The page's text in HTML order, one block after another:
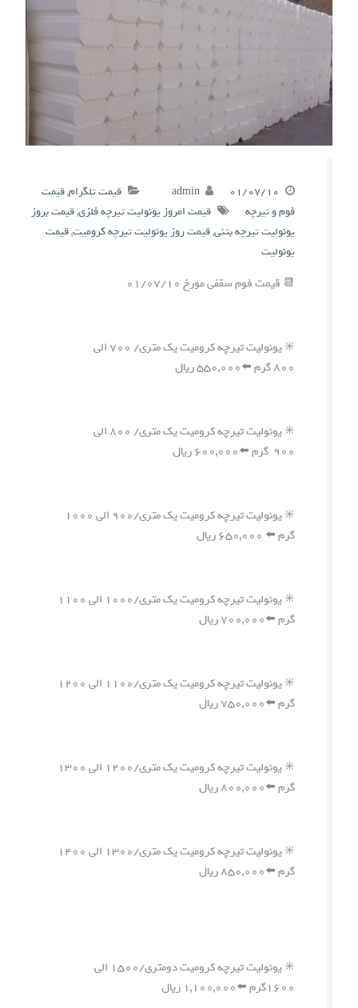
۰۱/۰۷/۱۰ admin قیمت تلگرام,قیمت
فوم و تیرچه
قیمت امروز یونولیت تیرچه فلزی,قیمت بروز
یونولیت تیرچه بتنی,قیمت روز یونولیت تیرچه کرومیت,قیمت
یونولیت
📆 قیمت فوم سقفی مورخ ۰۱/۰۷/۱۰
✳️ یونولیت تیرچه کرومیت یک متری/ ۷۰۰ الی
۸۰۰ گرم ⬅️۵۵۰,۰۰۰ ریال
✳️ یونولیت تیرچه کرومیت یک متری/ ۸۰۰ الی
۹۰۰ گرم ⬅️۶۰۰,۰۰۰ ریال
✳️ یونولیت تیرچه کرومیت یک متری/۹۰۰ الی ۱۰۰۰
گرم ⬅️ ۶۵۰,۰۰۰ ریال
✳️ یونولیت تیرچه کرومیت یک متری/۱۰۰۰ الی ۱۱۰۰
گرم ⬅️۷۰۰,۰۰۰ ریال
✳️ یونولیت تیرچه کرومیت یک متری/۱۱۰۰ الی ۱۲۰۰
گرم ⬅️۷۵۰,۰۰۰ ریال
✳️ یونولیت تیرچه کرومیت یک متری/۱۲۰۰ الی ۱۳۰۰
گرم ⬅️۸۰۰,۰۰۰ ریال
✳️ یونولیت تیرچه کرومیت یک متری/۱۳۰۰ الی ۱۴۰۰
گرم ⬅️۸۵۰,۰۰۰ ریال
✳️ یونولیت تیرچه کرومیت دومتری/۱۵۰۰ الی
۱۶۰۰گرم ⬅️۱,۱۰۰,۰۰۰ ریال